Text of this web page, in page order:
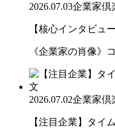
2026.07.03企業家倶
【核心インタビ
《企業家の肖像》
2026.07.02企業家倶
【注目企業】タ